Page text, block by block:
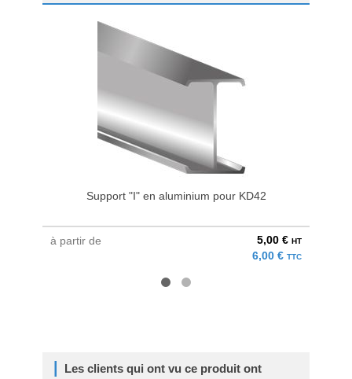
Support "I" en aluminium pour KD42
à partir de 5,00 € HT
6,00 € TTC
Les clients qui ont vu ce produit ont